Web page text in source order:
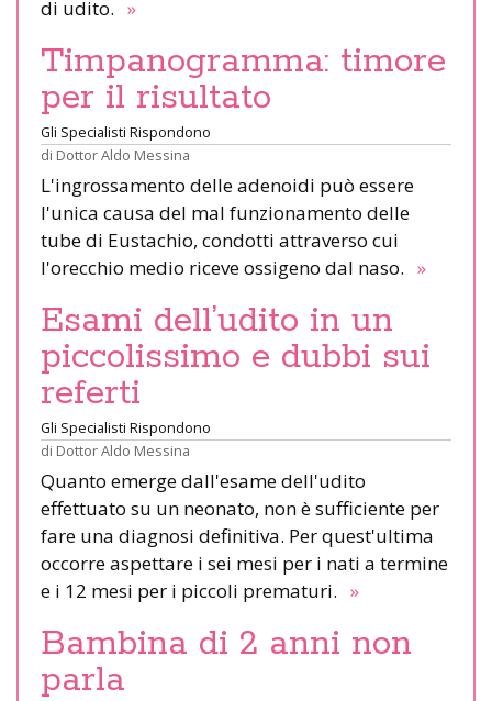
di udito. »
Timpanogramma: timore
per il risultato
Gli Specialisti Rispondono
di Dottor Aldo Messina
L'ingrossamento delle adenoidi può essere
l'unica causa del mal funzionamento delle
tube di Eustachio, condotti attraverso cui
l'orecchio medio riceve ossigeno dal naso. »
Esami dell’udito in un
piccolissimo e dubbi sui
referti
Gli Specialisti Rispondono
di Dottor Aldo Messina
Quanto emerge dall'esame dell'udito
effettuato su un neonato, non è sufficiente per
fare una diagnosi definitiva. Per quest'ultima
occorre aspettare i sei mesi per i nati a termine
e i 12 mesi per i piccoli prematuri. »
Bambina di 2 anni non
parla